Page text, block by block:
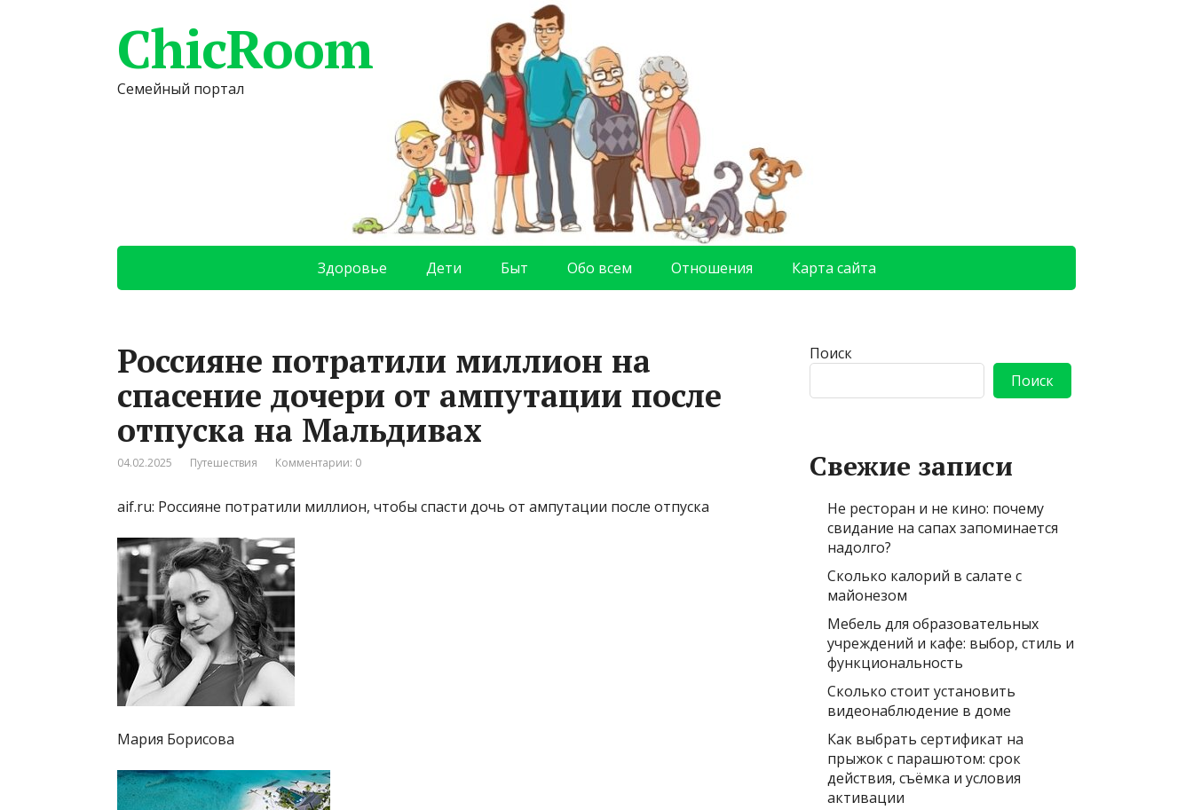
ChicRoom
Семейный портал
Здоровье Дети Быт Обо всем Отношения Карта сайта
Россияне потратили миллион на
спасение дочери от ампутации после
отпуска на Мальдивах
04.02.2025 Путешествия Комментарии: 0
aif.ru: Россияне потратили миллион, чтобы спасти дочь от ампутации после отпуска
Мария Борисова
Поиск
Поиск
Свежие записи
Не ресторан и не кино: почему
свидание на сапах запоминается
надолго?
Сколько калорий в салате с
майонезом
Мебель для образовательных
учреждений и кафе: выбор, стиль и
функциональность
Сколько стоит установить
видеонаблюдение в доме
Как выбрать сертификат на
прыжок с парашютом: срок
действия, съёмка и условия
активации